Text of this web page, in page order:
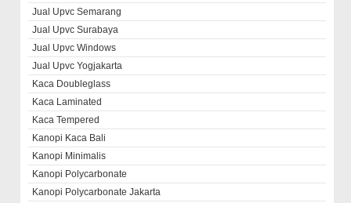
Jual Upvc Semarang
Jual Upvc Surabaya
Jual Upvc Windows
Jual Upvc Yogjakarta
Kaca Doubleglass
Kaca Laminated
Kaca Tempered
Kanopi Kaca Bali
Kanopi Minimalis
Kanopi Polycarbonate
Kanopi Polycarbonate Jakarta